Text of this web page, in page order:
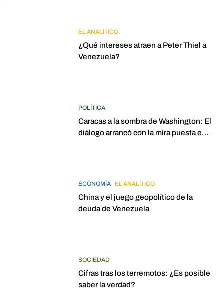
EL ANALÍTICO
¿Qué intereses atraen a Peter Thiel a
Venezuela?
POLÍTICA
Caracas a la sombra de Washington: El
diálogo arrancó con la mira puesta en
ECONOMÍA EL ANALÍTICO
China y el juego geopolítico de la
deuda de Venezuela
SOCIEDAD
Cifras tras los terremotos: ¿Es posible
saber la verdad?